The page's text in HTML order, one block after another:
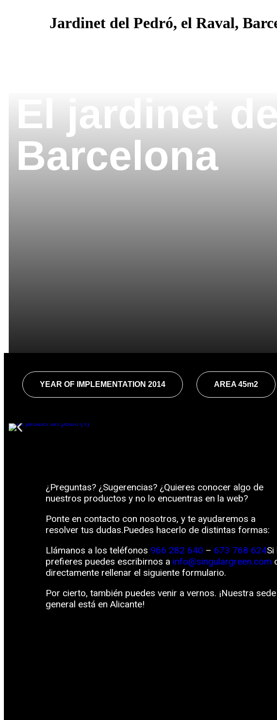
Jardinet del Pedró, el Raval,
El jardinet
Barcelona
YEAR OF IMPLEMENTATION 2014 AREA 45m2
¿Preguntas? ¿Sugerencias? ¿Quieres conocer algo de
nuestros productos y no lo encuentras en la web?
Ponte en contacto con nosotros, y te ayudaremos a
resolver tus dudas.Puedes hacerlo de distintas formas:
Llámanos a los teléfonos 966 282 640 – 673 768 624Si
prefieres puedes escribirnos a info@singulargreen.com
directamente rellenar el siguiente formulario.
Por cierto, también puedes venir a vernos. ¡Nuestra sede
general está en Alicante!